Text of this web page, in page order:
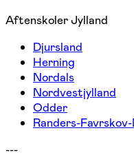
Aftenskoler Jylland
Djursland
Herning
Nordals
Nordvestjylland
Odder
Randers-
---